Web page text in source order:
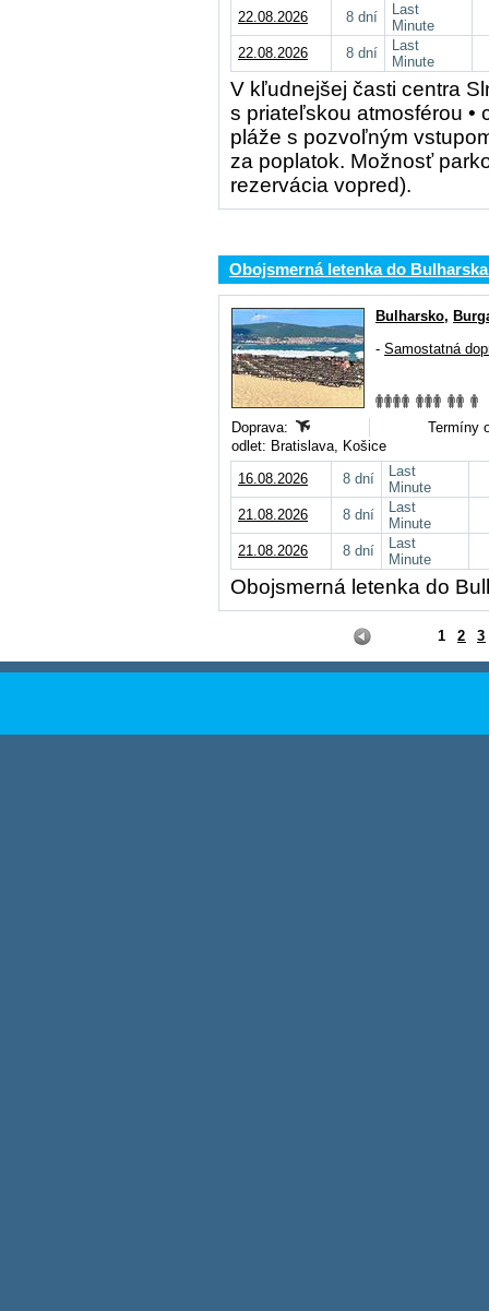
22.08.2026
8 dní
Last
Minute
22.08.2026
8 dní
Last
Minute
V kľudnejšej časti centra
s priateľskou atmosférou •
pláže s pozvoľným
za poplatok. Možnosť
rezervácia vopred).
Obojsmerná letenka do
Bulharsko,
- Samostatná
Doprava:
Termíny
odlet: Bratislava, Košice
16.08.2026
8 dní
Last
Minute
21.08.2026
8 dní
Last
Minute
21.08.2026
8 dní
Last
Minute
Obojsmerná letenka do
1 2 3